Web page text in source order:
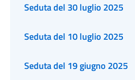
Seduta del 30 luglio 2025
Seduta del 10 luglio 2025
Seduta del 19 giugno 2025